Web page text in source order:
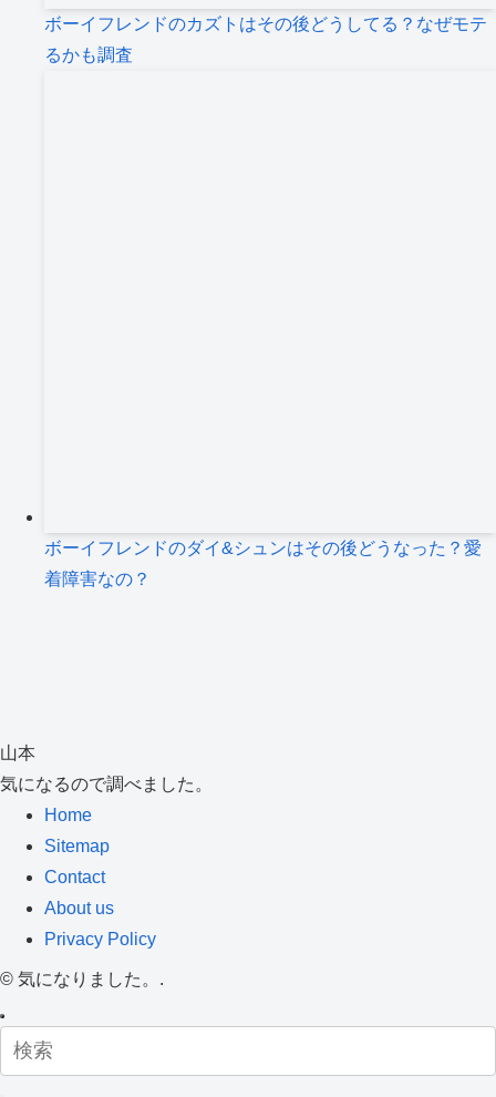
ボーイフレンドのカズトはその後どうしてる？なぜモテ
るかも調査
ボーイフレンドのダイ&シュンはその後どうなった？愛
着障害なの？
山本
気になるので調べました。
Home
Sitemap
Contact
About us
Privacy Policy
© 気になりました。.